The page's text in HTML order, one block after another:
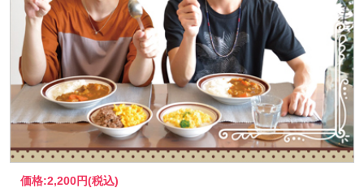
価格:2,200円(税込)